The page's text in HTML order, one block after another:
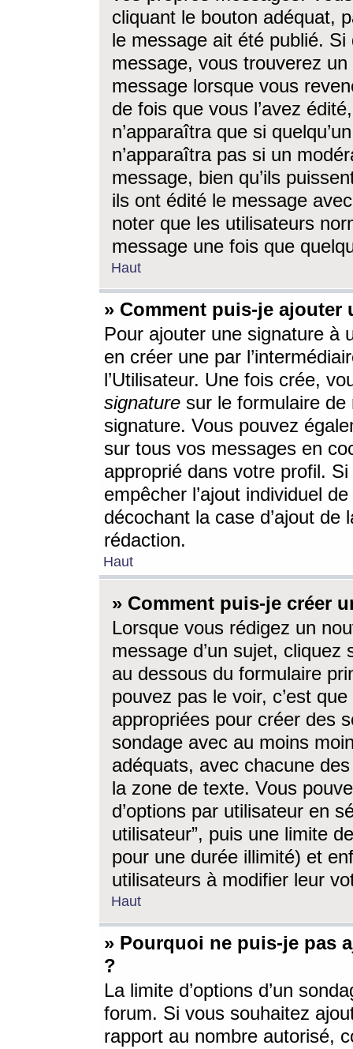
cliquant le bouton adéquat,
le message ait été publié. Si
message, vous trouverez
message lorsque vous
de fois que vous l’avez
n’apparaîtra que si
n’apparaîtra pas si un
message, bien qu’ils
ils ont édité le message
noter que les utilisateurs
message une fois que
Haut
» Comment puis-je ajouter
Pour ajouter une signature à
en créer une par
l’Utilisateur. Une fois crée,
signature sur le formulaire de
signature. Vous pouvez
sur tous vos messages en
approprié dans votre profil.
empêcher l’ajout individuel
décochant la case d’ajout
rédaction.
Haut
» Comment puis-je créer
Lorsque vous rédigez un
message d’un sujet, cliquez
au dessous du formulaire
pouvez pas le voir, c’est
appropriées pour créer des
sondage avec au moins
adéquats, avec chacune
la zone de texte. Vous
d’options par utilisateur en
utilisateur”, puis une limite
pour une durée illimité) et
utilisateurs à modifier leur
Haut
» Pourquoi ne puis-je pas
?
La limite d’options d’un
forum. Si vous souhaitez
rapport au nombre autorisé,